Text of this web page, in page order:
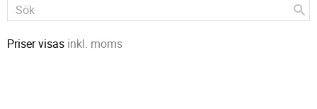
Priser visas inkl. moms